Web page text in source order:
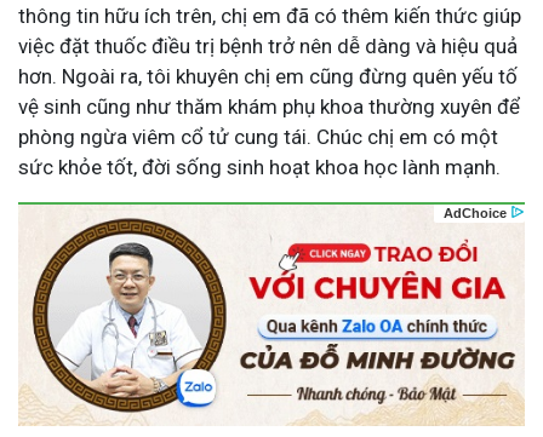
thông tin hữu ích trên, chị em đã có thêm kiến thức giúp
việc đặt thuốc điều trị bệnh trở nên dễ dàng và hiệu quả
hơn. Ngoài ra, tôi khuyên chị em cũng đừng quên yếu tố
vệ sinh cũng như thăm khám phụ khoa thường xuyên để
phòng ngừa viêm cổ tử cung tái. Chúc chị em có một
sức khỏe tốt, đời sống sinh hoạt khoa học lành mạnh.